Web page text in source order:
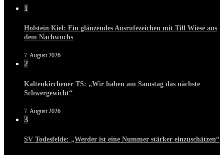
1
Holstein Kiel: Ein glänzendes Ausrufezeichen mit Till Wiese aus
dem Nachwuchs
7. August 2026
2
Kaltenkirchener TS: „Wir haben am Samstag das nächste
Schwergewicht“
7. August 2026
3
SV Todesfelde: „Werder ist eine Nummer stärker einzuschätzen“